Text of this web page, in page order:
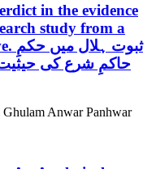
in the evidence
study from a
ثبوت ہلال میں حکمِ
حاکمِ شرع کی
Anwar Panhwar